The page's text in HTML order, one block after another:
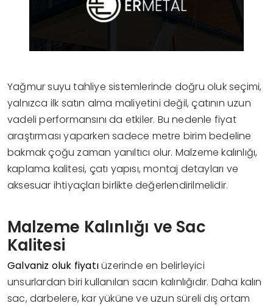
Yağmur suyu tahliye sistemlerinde doğru oluk seçimi,
yalnızca ilk satın alma maliyetini değil, çatının uzun
vadeli performansını da etkiler. Bu nedenle fiyat
araştırması yaparken sadece metre birim bedeline
bakmak çoğu zaman yanıltıcı olur. Malzeme kalınlığı,
kaplama kalitesi, çatı yapısı, montaj detayları ve
aksesuar ihtiyaçları birlikte değerlendirilmelidir.
Malzeme Kalınlığı ve Sac
Kalitesi
Galvaniz oluk fiyatıüzerinde en belirleyici
unsurlardan biri kullanılan sacın kalınlığıdır. Daha kalın
sac, darbelere, kar yüküne ve uzun süreli dış ortam